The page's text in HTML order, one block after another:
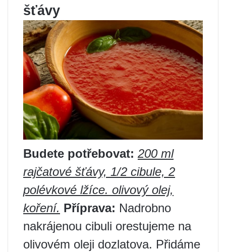
šťávy
Budete potřebovat: 200 ml
rajčatové šťávy, 1/2 cibule, 2
polévkové lžíce. olivový olej,
koření. Příprava: Nadrobno
nakrájenou cibuli orestujeme na
olivovém oleji dozlatova. Přidáme